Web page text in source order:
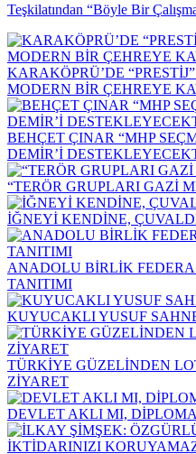
Teşkilatından “Böyle Bir
KARAKÖPRÜ’DE
MODERN BİR ÇEHREYE
BEHÇET ÇINAR “MHP
DEMİR’İ
“TERÖR GRUPLARI GAZİ
İĞNEYİ KENDİNE,
ANADOLU BİRLİK
TANITIMI
KUYUCAKLI YUSUF
TÜRKİYE GÜZELİNDEN
ZİYARET
DEVLET AKLI MI,